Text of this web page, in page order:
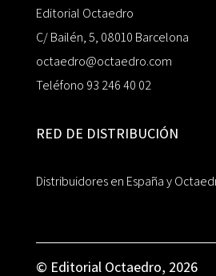
Editorial Octaedro
C/ Bailén, 5, 08010 Barcelona
octaedro@octaedro.com
Teléfono 93 246 40 02
RED DE DISTRIBUCIÓN
Distribuidores en España y
© Editorial Octaedro, 2026